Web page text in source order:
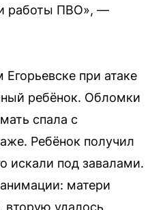
работы ПВО», —
при атаке
ребёнок. Обломки
спала с
Ребёнок получил
искали под завалами.
матери
вторую удалось